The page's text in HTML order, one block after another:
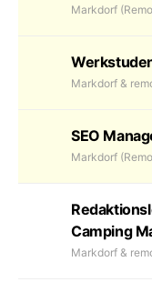
Markdorf
Markdorf &
SEO
Markdorf
Camping
Markdorf &